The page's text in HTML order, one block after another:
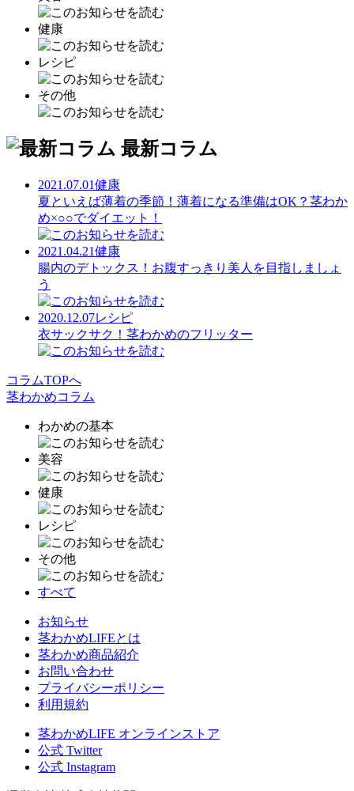
健康
レシピ
その他
最新コラム
2021.07.01健康
夏といえば薄着の季節！薄着になる準備はOK？茎わか
め×○○でダイエット！
2021.04.21健康
腸内のデトックス！お腹すっきり美人を目指しましょ
う
2020.12.07レシピ
衣サックサク！茎わかめのフリッター
コラムTOPへ
茎わかめコラム
わかめの基本
美容
健康
レシピ
その他
すべて
お知らせ
茎わかめLIFEとは
茎わかめ商品紹介
お問い合わせ
プライバシーポリシー
利用規約
茎わかめLIFE オンラインストア
公式 Twitter
公式 Instagram